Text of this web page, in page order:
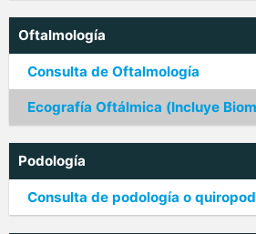
Oftalmología
Consulta de Oftalmología
Ecografía Oftálmica (Incluye
Podología
Consulta de podología o